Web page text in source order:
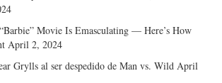
Movie Is Emasculating — Here’s How
April 2, 2024
Grylls al ser despedido de Man vs. Wild April